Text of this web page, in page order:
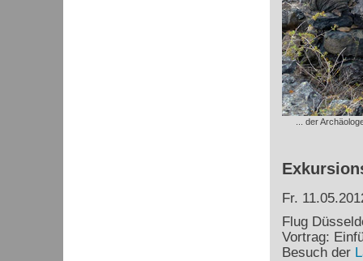
... der
Fr.
Flug
Vortrag:
Besuch der